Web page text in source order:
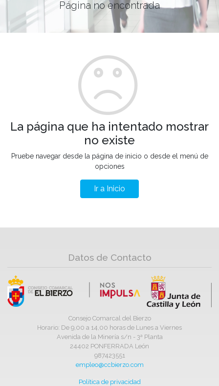
Página no encontrada
La página que ha intentado mostrar
no existe
Pruebe navegar desde la página de inicio o desde el menú de
opciones
Ir a Inicio
Datos de Contacto
Consejo Comarcal del Bierzo
Horario: De 9,00 a 14,00 horas de Lunes a Viernes
Avenida de la Minería s/n - 3ª Planta
24402 PONFERRADA León
987423551
empleo@ccbierzo.com
Política de privacidad